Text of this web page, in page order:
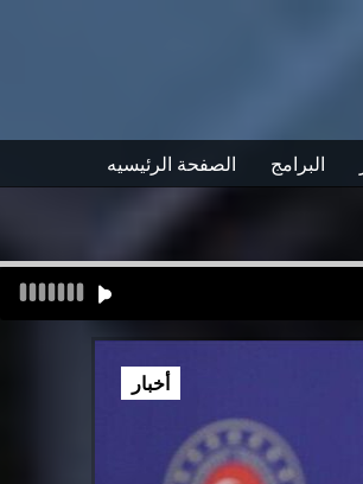
الصفحة الرئيسيه البرامج
أخبار